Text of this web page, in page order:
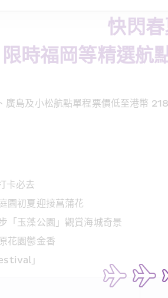
快閃春
限時福岡等精選航
廣島及小松航點單程票價低至港幣
卡必去
園初夏迎接菖蒲花
「玉藻公園」觀賞海城奇景
花園鬱金香
」